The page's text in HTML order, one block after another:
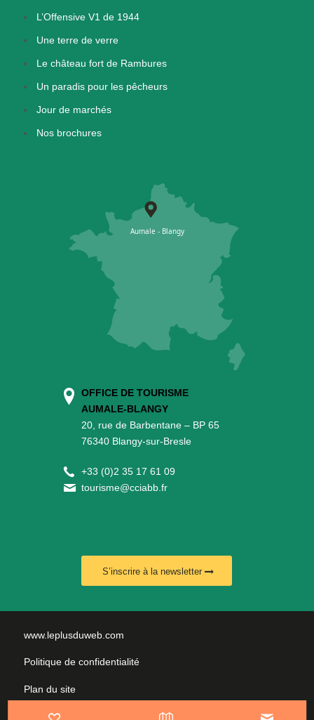
L’Offensive V1 de 1944
Une terre de verre
Le château fort de Rambures
Un paradis pour les pêcheurs
Jour de marchés
Nos brochures
OFFICE DE TOURISME
AUMALE-BLANGY
20, rue de Barbentane – BP 65
76340 Blangy-sur-Bresle
+33 (0)2 35 17 61 09
tourisme@cciabb.fr
S’inscrire à la newsletter
www.leplusduweb.com
Politique de confidentialité
Plan du site
Mentions légales